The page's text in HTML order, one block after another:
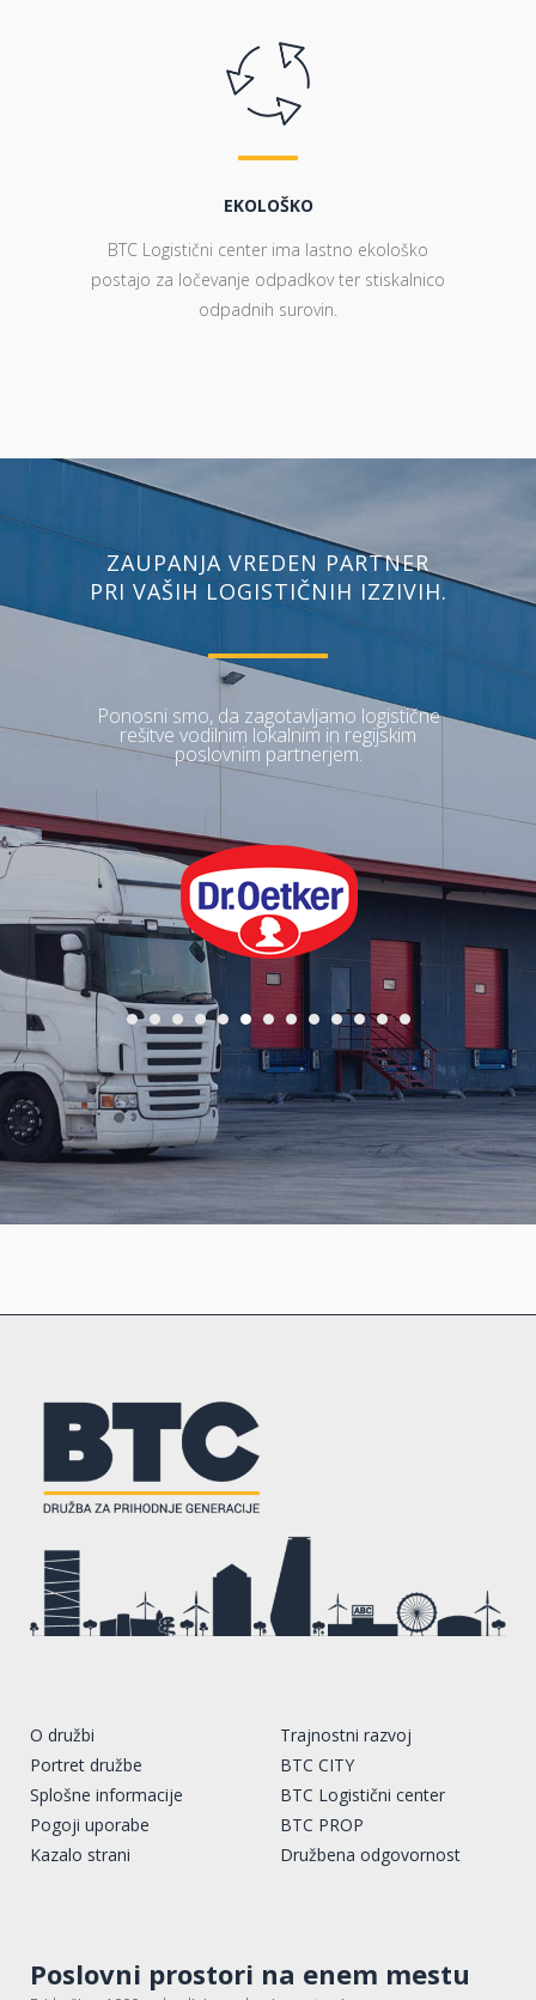
EKOLOŠKO
BTC Logistični center ima lastno ekološko
postajo za ločevanje odpadkov ter stiskalnico
odpadnih surovin.
ZAUPANJA VREDEN PARTNER
PRI VAŠIH LOGISTIČNIH IZZIVIH.
Ponosni smo, da zagotavljamo logistične
rešitve vodilnim lokalnim in regijskim
poslovnim partnerjem.
O družbi
Portret družbe
Splošne informacije
Pogoji uporabe
Kazalo strani
Trajnostni razvoj
BTC CITY
BTC Logistični center
BTC PROP
Družbena odgovornost
Poslovni prostori na enem mestu